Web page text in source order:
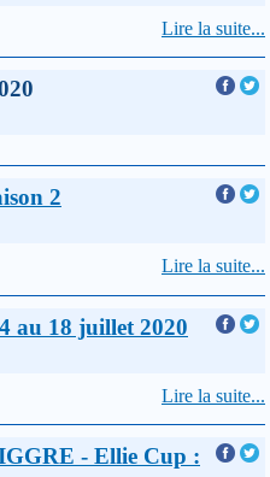
Lire la suite...
2
Lire la suite...
au 18 juillet 2020
Lire la suite...
- Ellie Cup :